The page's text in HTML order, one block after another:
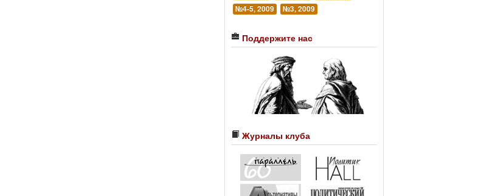
№4-5, 2009
№3, 2009
Поддержите нас
Журналы клуба